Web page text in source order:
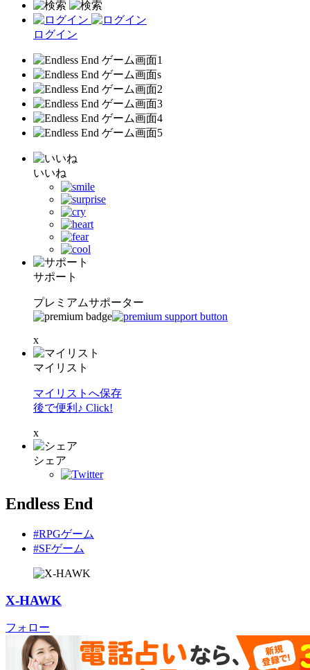
ログイン
いいね
サポート
プレミアムサポーター
x
マイリスト
マイリストへ保存
後で便利♪ Click!
x
シェア
Endless End
#RPGゲーム
#SFゲーム
X-HAWK
フォロー